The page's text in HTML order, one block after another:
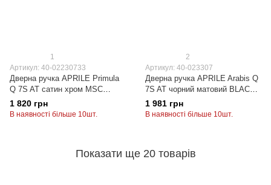
1
Артикул: 40-02230733
Дверна ручка APRILE Primula
Q 7S AT сатин хром MSC
(тонка розетка)
1 820 грн
В наявності більше 10шт.
2
Артикул: 40-023307
Дверна ручка APRILE Arabis Q
7S AT чорний матовий BLACK
(тонка розетка)
1 981 грн
В наявності більше 10шт.
Показати ще 20 товарів